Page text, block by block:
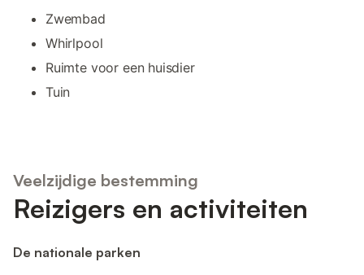
Zwembad
Whirlpool
Ruimte voor een huisdier
Tuin
Veelzijdige bestemming
Reizigers en activiteiten
De nationale parken